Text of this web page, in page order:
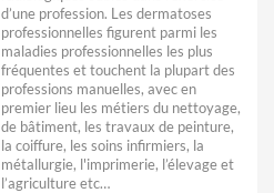
d’une profession. Les dermatoses
professionnelles figurent parmi les
maladies professionnelles les plus
fréquentes et touchent la plupart des
professions manuelles, avec en
premier lieu les métiers du nettoyage,
de bâtiment, les travaux de peinture,
la coiffure, les soins infirmiers, la
métallurgie, l'imprimerie, l’élevage et
l’agriculture etc…